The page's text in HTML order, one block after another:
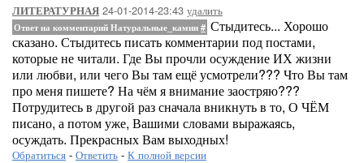
ЛИТЕРАТУРНАЯ 24-01-2014-23:43 удалить
Ответ на комментарий Натуральные_камни # Стыдитесь... Хорошо
сказано. Стыдитесь писать комментарии под постами,
которые не читали. Где Вы прочли осуждение ИХ жизни
или любви, или чего Вы там ещё усмотрели??? Что Вы там
про меня пишете? На чём я внимание заостряю???
Потрудитесь в другой раз сначала вникнуть в то, О ЧЁМ
писано, а потом уже, Вашими словами выражаясь,
осуждать. Прекрасных Вам выходных!
Обратиться - Ответить - К полной версии